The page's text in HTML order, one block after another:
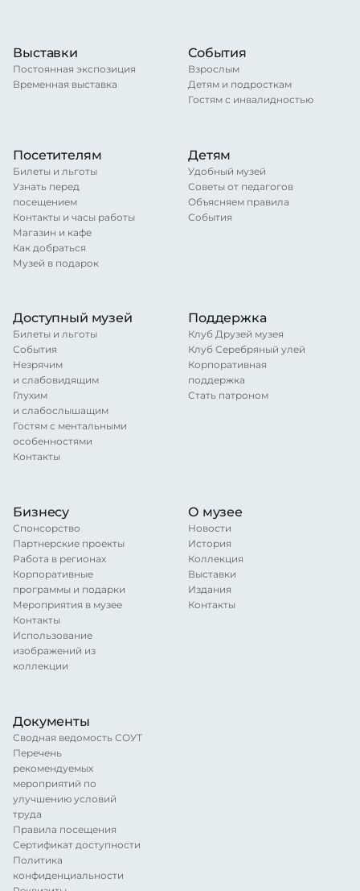
Выставки
Постоянная экспозиция
Временная выставка
События
Взрослым
Детям и подросткам
Гостям с инвалидностью
Посетителям
Билеты и льготы
Узнать перед
посещением
Контакты и часы работы
Магазин и кафе
Как добраться
Музей в подарок
Детям
Удобный музей
Советы от педагогов
Объясняем правила
События
Доступный музей
Билеты и льготы
События
Незрячим
и слабовидящим
Глухим
и слабослышащим
Гостям с ментальными
особенностями
Контакты
Поддержка
Клуб Друзей музея
Клуб Серебряный улей
Корпоративная
поддержка
Стать патроном
Бизнесу
Спонсорство
Партнерские проекты
Работа в регионах
Корпоративные
программы и подарки
Мероприятия в музее
Контакты
Использование
изображений из
коллекции
О музее
Новости
История
Коллекция
Выставки
Издания
Контакты
Документы
Сводная ведомость СОУТ
Перечень
рекомендуемых
мероприятий по
улучшению условий
труда
Правила посещения
Сертификат доступности
Политика
конфиденциальности